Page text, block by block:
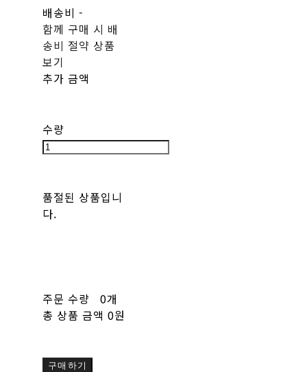
배송비 -
함께 구매 시 배
송비 절약 상품
보기
추가 금액
수량
품절된 상품입니
다.
주문 수량
0개
총 상품 금액 0원
구매하기